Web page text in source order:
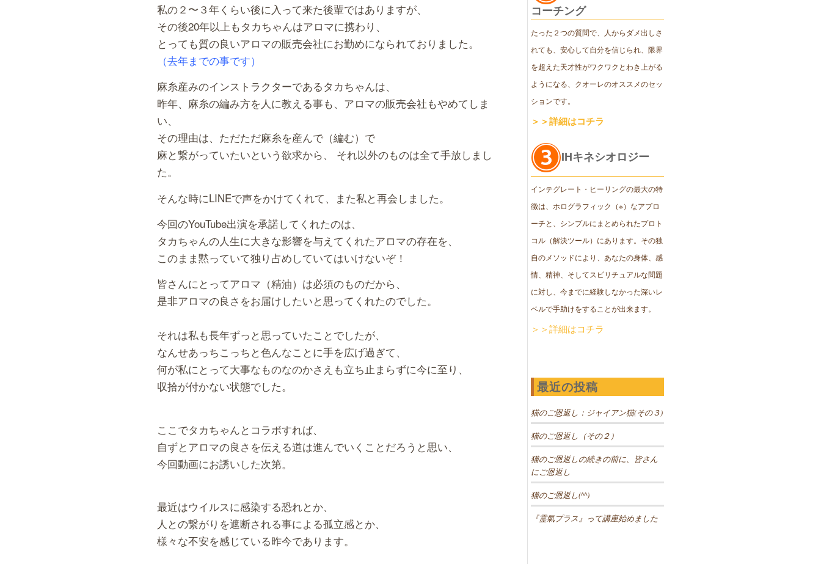
私の２〜３年くらい後に入って来た後輩ではありますが、
その後20年以上もタカちゃんはアロマに携わり、
とっても質の良いアロマの販売会社にお勤めになられておりました。
（去年までの事です）
麻糸産みのインストラクターであるタカちゃんは、
昨年、麻糸の編み方を人に教える事も、アロマの販売会社もやめてしま
い、
その理由は、ただただ麻糸を産んで（編む）で
麻と繋がっていたいという欲求から、 それ以外のものは全て手放しまし
た。
そんな時にLINEで声をかけてくれて、また私と再会しました。
今回のYouTube出演を承諾してくれたのは、
タカちゃんの人生に大きな影響を与えてくれたアロマの存在を、
このまま黙っていて独り占めしていてはいけないぞ！
皆さんにとってアロマ（精油）は必須のものだから、
是非アロマの良さをお届けしたいと思ってくれたのでした。
それは私も長年ずっと思っていたことでしたが、
なんせあっちこっちと色んなことに手を広げ過ぎて、
何が私にとって大事なものなのかさえも立ち止まらずに今に至り、
収拾が付かない状態でした。
ここでタカちゃんとコラボすれば、
自ずとアロマの良さを伝える道は進んでいくことだろうと思い、
今回動画にお誘いした次第。
最近はウイルスに感染する恐れとか、
人との繋がりを遮断される事による孤立感とか、
様々な不安を感じている昨今であります。
コーチング
たった２つの質問で、人からダメ出しさ
れても、安心して自分を信じられ、限界
を超えた天才性がワクワクとわき上がる
ようになる、クオーレのオススメのセッ
ションです。
＞＞詳細はコチラ
IHキネシオロジー
インテグレート・ヒーリングの最大の特
徴は、ホログラフィック（※）なアプロ
ーチと、シンプルにまとめられたプロト
コル（解決ツール）にあります。その独
自のメソッドにより、あなたの身体、感
情、精神、そしてスピリチュアルな問題
に対し、今までに経験しなかった深いレ
ベルで手助けをすることが出来ます。
＞＞詳細はコチラ
最近の投稿
猫のご恩返し：ジャイアン猫(その３)
猫のご恩返し（その２）
猫のご恩返しの続きの前に、皆さん
にご恩返し
猫のご恩返し(^^)
『霊氣プラス』って講座始めました